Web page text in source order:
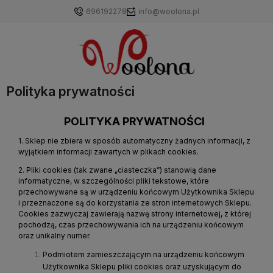
696192278 info@woolona.pl
Polityka prywatności
POLITYKA PRYWATNOŚCI
1. Sklep nie zbiera w sposób automatyczny żadnych informacji, z
wyjątkiem informacji zawartych w plikach cookies.
2. Pliki cookies (tak zwane „ciasteczka”) stanowią dane
informatyczne, w szczególności pliki tekstowe, które
przechowywane są w urządzeniu końcowym Użytkownika Sklepu
i przeznaczone są do korzystania ze stron internetowych Sklepu.
Cookies zazwyczaj zawierają nazwę strony internetowej, z której
pochodzą, czas przechowywania ich na urządzeniu końcowym
oraz unikalny numer.
Podmiotem zamieszczającym na urządzeniu końcowym
Użytkownika Sklepu pliki cookies oraz uzyskującym do